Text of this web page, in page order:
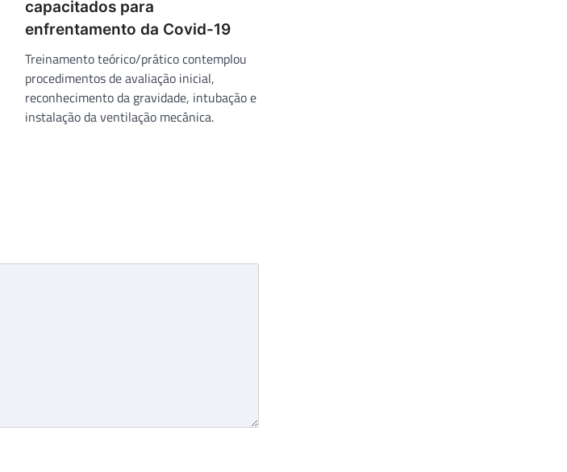
capacitados para
enfrentamento da Covid-19
Treinamento teórico/prático contemplou
procedimentos de avaliação inicial,
reconhecimento da gravidade, intubação e
instalação da ventilação mecânica.